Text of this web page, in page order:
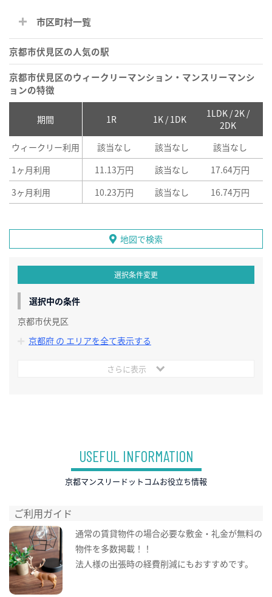
市区町村一覧
京都市伏見区の人気の駅
京都市伏見区のウィークリーマンション・マンスリーマンシ
ョンの特徴
期間 1R 1K / 1DK
1LDK / 2K /
2DK
ウィークリー利用 該当なし 該当なし 該当なし
1ヶ月利用
11.13万円 該当なし 17.64万円
3ヶ月利用
10.23万円 該当なし 16.74万円
地図で検索
選択条件変更
選択中の条件
京都市伏見区
京都府 の エリアを全て表示する
さらに表示
USEFUL INFORMATION
京都マンスリードットコムお役立ち情報
ご利用ガイド
通常の賃貸物件の場合必要な敷金・礼金が無料の
物件を多数掲載！！
法人様の出張時の経費削減にもおすすめです。